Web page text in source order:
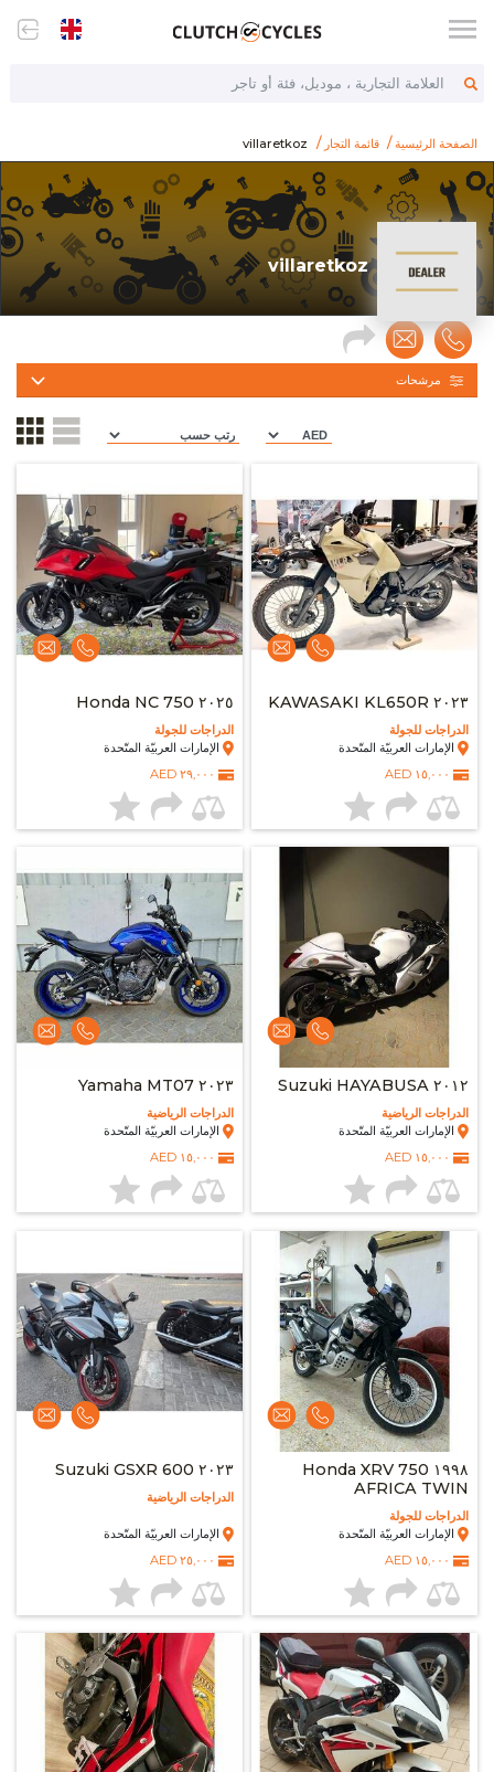
العلامة التجارية ، موديل، فئة أو تاجر
الصفحة الرئيسية قائمة التجار https://www.clutchcycles.com/ar/dealers
villaretkoz
villaretkoz
villaretkoz
مرشحات
٢٠٢٣ KAWASAKI KL650R
الدراجات للجولة
الإمارات العربيّة المتّحدة
١٥,٠٠٠ AED
٢٠٢٥ Honda NC 750
الدراجات للجولة
الإمارات العربيّة المتّحدة
٢٩,٠٠٠ AED
٢٠١٢ Suzuki HAYABUSA
الدراجات الرياضية
الإمارات العربيّة المتّحدة
١٥,٠٠٠ AED
٢٠٢٣ Yamaha MT07
الدراجات الرياضية
الإمارات العربيّة المتّحدة
١٥,٠٠٠ AED
١٩٩٨ Honda XRV 750
AFRICA TWIN
الدراجات للجولة
الإمارات العربيّة المتّحدة
١٥,٠٠٠ AED
٢٠٢٣ Suzuki GSXR 600
الدراجات الرياضية
الإمارات العربيّة المتّحدة
٢٥,٠٠٠ AED